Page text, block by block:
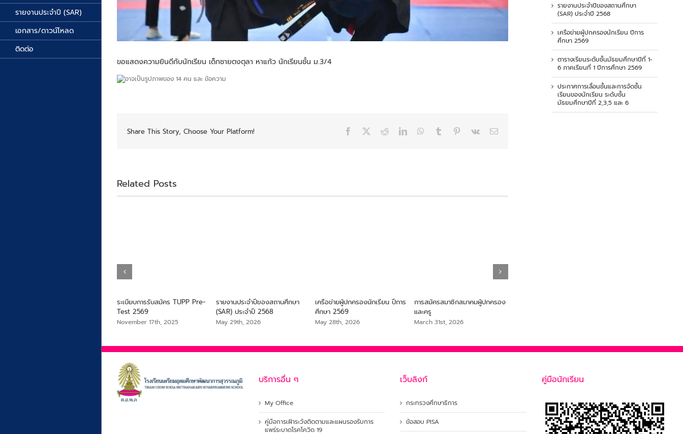
รายงานประจำปี (SAR)
เอกสาร/ดาวน์โหลด
ติดต่อ
ขอแสดงความยินดีกับนักเรียน เด็กชายตงตุลา หาแก้ว นักเรียนชั้น ม.3/4
Share This Story, Choose Your Platform! Facebook RedditLinkedInWhatsApp
Tumblr Pinterest
Vk Email
Related Posts
ระเบียบการรับสมัคร TUPP Pre-
Test 2569
November 17th, 2025
รายงานประจำปีของสถานศึกษา
(SAR) ประจำปี 2568
May 29th, 2026
เครือข่ายผู้ปกครองนักเรียน ปีการ
ศึกษา 2569
May 28th, 2026
การสมัครสมาชิกสมาคมผู้ปกครอง
และครู
March 31st, 2026
รายงานประจำปีของสถานศึกษา
(SAR) ประจำปี 2568
เครือข่ายผู้ปกครองนักเรียน ปีการ
ศึกษา 2569
ตารางเรียนระดับชั้นมัธยมศึกษาปีที่ 1-
6 ภาคเรียนที่ 1 ปีการศึกษา 2569
ประกาศการเลื่อนชั้นและการจัดชั้น
เรียนของนักเรียน ระดับชั้น
มัธยมศึกษาปีที่ 2,3,5 และ 6
บริการอื่น ๆ
My Office
คู่มือการเฝ้าระวังติดตามและแผนรองรับการ
แพร่ระบาดโรคโควิด 19
เว็บลิงก์
กระทรวงศึกษาธิการ
ข้อสอบ PISA
คู่มือนักเรียน